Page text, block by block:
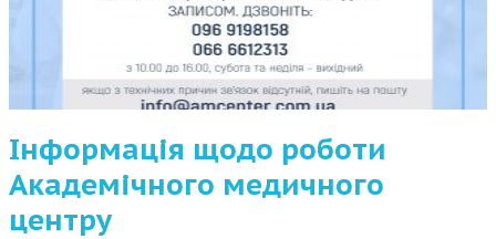
Інформація щодо роботи
Академічного медичного
центру